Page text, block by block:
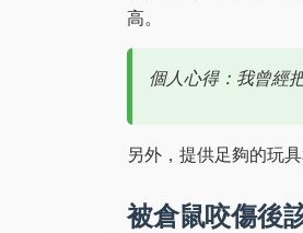
高。
個人心得：我曾經
另外，提供足夠的玩
被倉鼠咬傷後